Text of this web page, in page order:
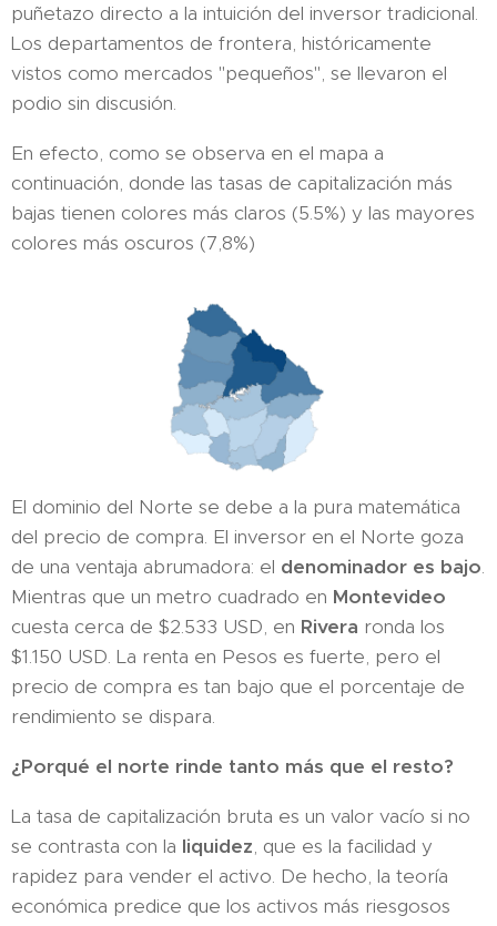
puñetazo directo a la intuición del inversor tradicional.
Los departamentos de frontera, históricamente
vistos como mercados "pequeños", se llevaron el
podio sin discusión.
En efecto, como se observa en el mapa a
continuación, donde las tasas de capitalización más
bajas tienen colores más claros (5.5%) y las mayores
colores más oscuros (7,8%)
El dominio del Norte se debe a la pura matemática
del precio de compra. El inversor en el Norte goza
de una ventaja abrumadora: el denominador es bajo.
Mientras que un metro cuadrado en Montevideo
cuesta cerca de $2.533 USD, en Rivera ronda los
$1.150 USD. La renta en Pesos es fuerte, pero el
precio de compra es tan bajo que el porcentaje de
rendimiento se dispara.
¿Porqué el norte rinde tanto más que el resto?
La tasa de capitalización bruta es un valor vacío si no
se contrasta con la liquidez, que es la facilidad y
rapidez para vender el activo. De hecho, la teoría
económica predice que los activos más riesgosos